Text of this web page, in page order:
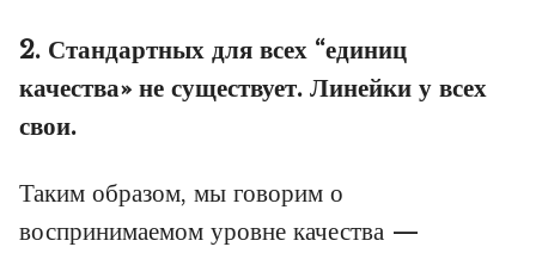
2. Стандартных для всех “единиц
качества» не существует. Линейки у всех
свои.
Таким образом, мы говорим о
воспринимаемом уровне качества —